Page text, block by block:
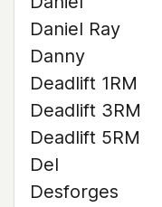
Daniel Ray
Danny
Deadlift 1RM
Deadlift 3RM
Deadlift 5RM
Del
Desforges